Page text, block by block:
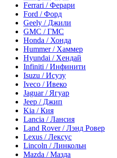
Ferrari / Ферари
Ford / Форд
Geely / Джили
GMC / ГМС
Honda / Хонда
Hummer / Хаммер
Hyundai / Хендай
Infiniti / Инфинити
Isuzu / Исузу
Iveco / Ивеко
Jaguar / Ягуар
Jeep / Джип
Kia / Кия
Lancia / Лансия
Land Rover / Лэнд Ровер
Lexus / Лексус
Lincoln / Линкольн
Mazda / Мазда